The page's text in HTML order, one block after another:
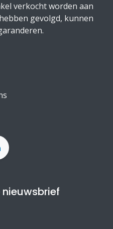
verkocht worden aan
gevolgd, kunnen
nieuwsbrief